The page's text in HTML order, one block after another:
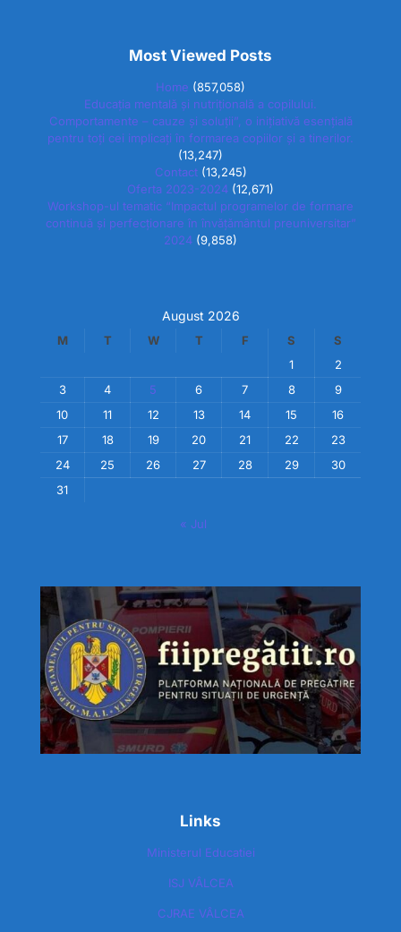
Most Viewed Posts
Home (857,058)
Educația mentală și nutrițională a copilului.
Comportamente – cauze și soluții”, o inițiativă esențială
pentru toți cei implicați în formarea copiilor și a tinerilor.
(13,247)
Contact (13,245)
Oferta 2023-2024 (12,671)
Workshop-ul tematic “Impactul programelor de formare
continuă și perfecționare în învățământul preuniversitar”
2024 (9,858)
August 2026
M T W T F S
S
1
2
3
4 5 6 7 8
9
10
11 12 13 14 15
16
17
18 19 20 21 22
23
24
25 26 27 28 29
30
31
« Jul
Links
Ministerul Educatiei
ISJ VÂLCEA
CJRAE VÂLCEA